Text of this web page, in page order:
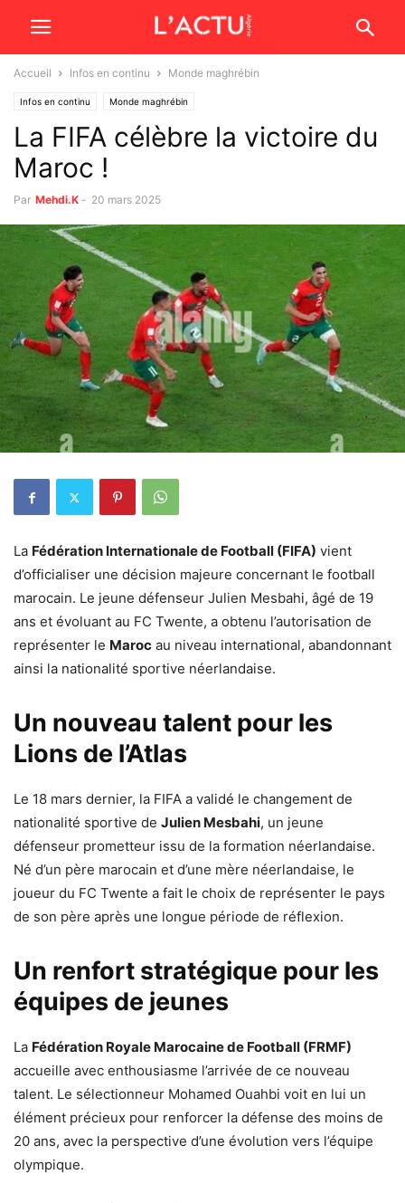
Accueil Infos en continu Monde maghrébin
Infos en continu Monde maghrébin
La FIFA célèbre la victoire du
Maroc !
Par Mehdi.K - 20 mars 2025
La Fédération Internationale de Football (FIFA) vient
d’officialiser une décision majeure concernant le football
marocain. Le jeune défenseur Julien Mesbahi, âgé de 19
ans et évoluant au FC Twente, a obtenu l’autorisation de
représenter le Maroc au niveau international, abandonnant
ainsi la nationalité sportive néerlandaise.
Un nouveau talent pour les
Lions de l’Atlas
Le 18 mars dernier, la FIFA a validé le changement de
nationalité sportive de Julien Mesbahi, un jeune
défenseur prometteur issu de la formation néerlandaise.
Né d’un père marocain et d’une mère néerlandaise, le
joueur du FC Twente a fait le choix de représenter le pays
de son père après une longue période de réflexion.
Un renfort stratégique pour les
équipes de jeunes
La Fédération Royale Marocaine de Football (FRMF)
accueille avec enthousiasme l’arrivée de ce nouveau
talent. Le sélectionneur Mohamed Ouahbi voit en lui un
élément précieux pour renforcer la défense des moins de
20 ans, avec la perspective d’une évolution vers l’équipe
olympique.